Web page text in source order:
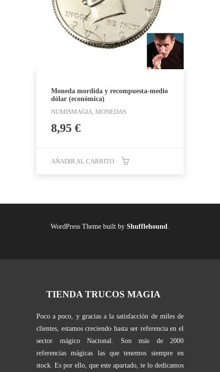
Moneda mordida y recompuesta-medio
dólar (económica)
NUMISMAGIA, MONEDAS
8,95 €
AÑADIR AL CARRITO
WordPress Theme built by Shufflehound.
TIENDA TRUCOS MAGIA
Poco a poco, y gracias a la satisfacción de miles de
clientes, estamos creciendo hasta ser referencia en el
sector mágico Nacional. Son más de 2000
referencias mágicas las que tenemos siempre en
stock. Es por ello, que este apartado, te lo dedicamos